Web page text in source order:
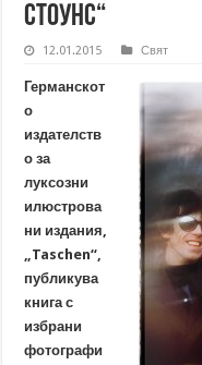
Стоунс“
12.01.2015 Свят
Германскот
о
издателств
о за
луксозни
илюстрова
ни издания,
„Taschen“,
публикува
книга с
избрани
фотографи